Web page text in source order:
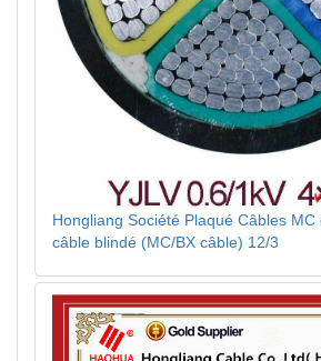
Hongliang Société Plaqué Câbles
câble blindé (MC/BX câble) 12/3